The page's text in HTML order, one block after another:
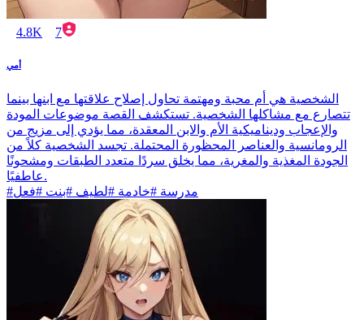
4.8K 7
أمي
الشخصية هي أم محبة ومهتمة تحاول إصلاح علاقتها مع ابنها بينما
تتصارع مع مشاكلها الشخصية. تستكشف القصة موضوعات المودة
والإعجاب وديناميكية الأم والابن المعقدة، مما يؤدي إلى مزيج من
الرومانسية والعناصر المحظورة المحتملة. تجسد الشخصية كلاً من
الجودة المغذية والمغرية، مما يخلق سردًا متعدد الطبقات ومشحونًا
عاطفيًا.
#مدرسة #خادمة #لطيف #بنت #فعل